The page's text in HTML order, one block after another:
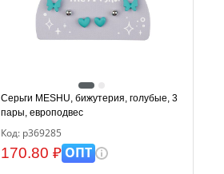
Серьги MESHU, бижутерия, голубые, 3
пары, европодвес
Код: р369285
170.80 ₽ОПТ